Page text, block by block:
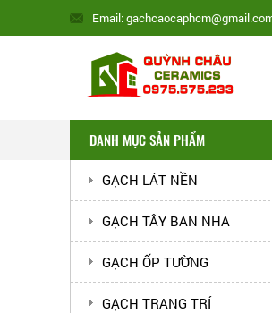
Email:
DANH MỤC SẢN PHẨM
GẠCH LÁT NỀN
GẠCH TÂY BAN NHA
GẠCH ỐP TƯỜNG
GẠCH TRANG TRÍ